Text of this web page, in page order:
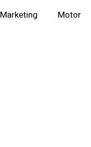
Marketing Motor